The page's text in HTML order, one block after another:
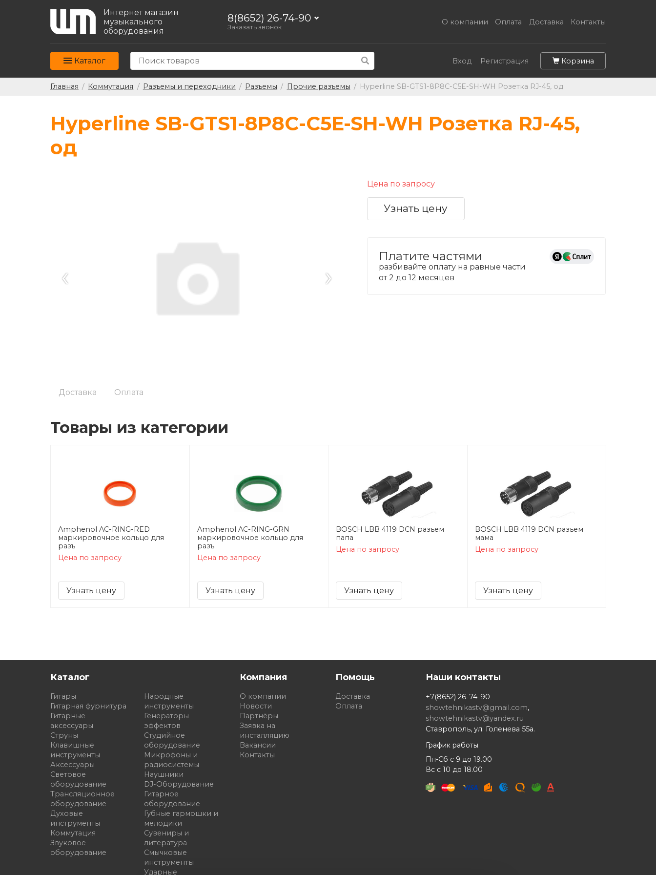
Интернет магазин
музыкального
оборудования
8(8652) 26-74-90
Заказать звонок
О компании Оплата Доставка Контакты
Каталог Вход Регистрация Корзина
Главная / Коммутация / Разъемы и переходники / Разъемы / Прочие разъемы / Hyperline SB-GTS1-8P8C-C5E-SH-WH Розетка RJ-45, од
Hyperline SB-GTS1-8P8C-C5E-SH-WH Розетка RJ-45,
од
‹ ›
Цена по запросу
Узнать цену
Платите частями
разбивайте оплату на равные части
от 2 до 12 месяцев
Доставка Оплата
Товары из категории
Amphenol AC-RING-RED
маркировочное кольцо для
разъ
Цена по запросу
Узнать цену
Amphenol AC-RING-GRN
маркировочное кольцо для
разъ
Цена по запросу
Узнать цену
BOSCH LBB 4119 DCN разъем
папа
Цена по запросу
Узнать цену
BOSCH LBB 4119 DCN разъем
мама
Цена по запросу
Узнать цену
Каталог
Гитары
Гитарная фурнитура
Гитарные
аксессуары
Струны
Клавишные
инструменты
Аксессуары
Световое
оборудование
Трансляционное
оборудование
Духовые
инструменты
Коммутация
Звуковое
оборудование
Народные
инструменты
Генераторы
эффектов
Студийное
оборудование
Микрофоны и
радиосистемы
Наушники
DJ-Оборудование
Гитарное
оборудование
Губные гармошки и
мелодики
Сувениры и
литература
Смычковые
инструменты
Ударные
Компания
О компании
Новости
Партнёры
Заявка на
инсталляцию
Вакансии
Контакты
Помощь
Доставка
Оплата
Наши контакты
+7(8652) 26-74-90
showtehnikastv@gmail.com,
showtehnikastv@yandex.ru
Ставрополь, ул. Голенева 55а.
График работы
Пн-Сб с 9 до 19.00
Вс с 10 до 18.00